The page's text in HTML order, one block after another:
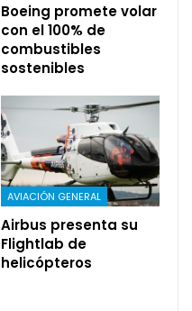
Boeing promete volar
con el 100% de
combustibles
sostenibles
AVIACIÓN GENERAL
Airbus presenta su
Flightlab de
helicópteros